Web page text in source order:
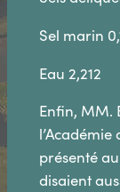
Sel marin
Eau 2,212
Enfin, MM.
présenté
disaient